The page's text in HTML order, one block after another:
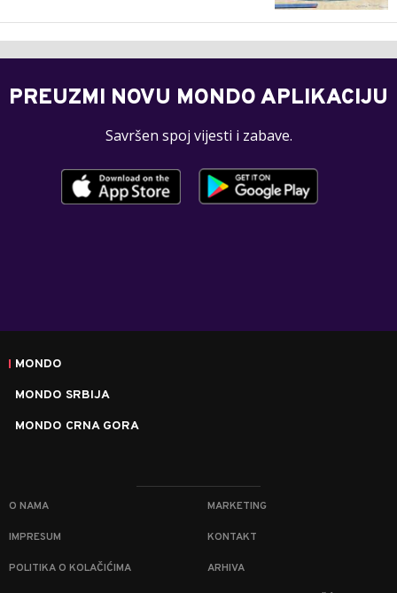
PREUZMI NOVU MONDO APLIKACIJU
Savršen spoj vijesti i zabave.
MONDO
MONDO SRBIJA
MONDO CRNA GORA
O NAMA MARKETING
IMPRESUM KONTAKT
POLITIKA O KOLAČIĆIMA ARHIVA